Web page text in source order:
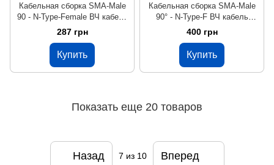
Кабельная сборка SMA-Male
90 - N-Type-Female ВЧ кабель
переходник LMR200 50 см
287 грн
Купить
Кабельная сборка SMA-Male
90° - N-Type-F ВЧ кабель
переходник RG223 50 см
400 грн
Купить
Показать еще 20 товаров
Назад 7 из 10 Вперед